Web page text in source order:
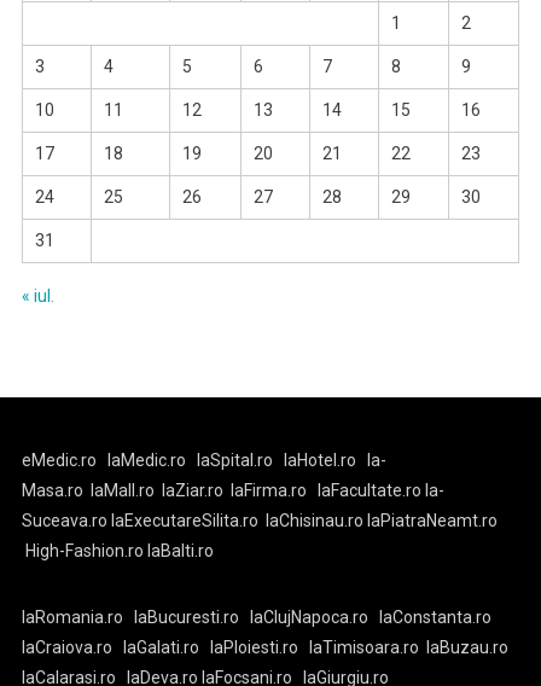
1 2
3 4 5 6 7 8 9
10 11 12 13 14 15 16
17 18 19 20 21 22 23
24 25 26 27 28 29 30
31
« iul.
eMedic.ro laMedic.ro laSpital.ro laHotel.ro
la-
Masa.ro
laMall.ro laZiar.ro laFirma.ro laFacultate.ro la-
Suceava.ro laExecutareSilita.ro laChisinau.ro laPiatraNeamt.ro
High-Fashion.ro laBalti.ro
laRomania.ro laBucuresti.ro laClujNapoca.ro
laConstanta.ro
laCraiova.ro
laGalati.ro laPloiesti.ro laTimisoara.ro
laBuzau.ro
laCalarasi.ro
laDeva.ro laFocsani.ro laGiurgiu.ro